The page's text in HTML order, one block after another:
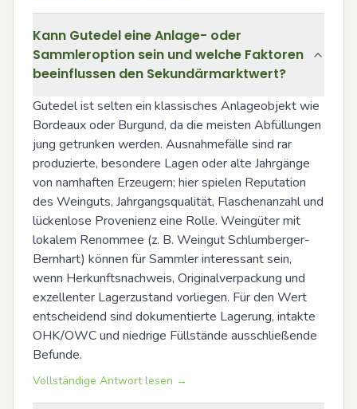
Kann Gutedel eine Anlage- oder
Sammleroption sein und welche Faktoren
beeinflussen den Sekundärmarktwert?
Gutedel ist selten ein klassisches Anlageobjekt wie
Bordeaux oder Burgund, da die meisten Abfüllungen
jung getrunken werden. Ausnahmefälle sind rar
produzierte, besondere Lagen oder alte Jahrgänge
von namhaften Erzeugern; hier spielen Reputation
des Weinguts, Jahrgangsqualität, Flaschenanzahl und
lückenlose Provenienz eine Rolle. Weingüter mit
lokalem Renommee (z. B. Weingut Schlumberger-
Bernhart) können für Sammler interessant sein,
wenn Herkunftsnachweis, Originalverpackung und
exzellenter Lagerzustand vorliegen. Für den Wert
entscheidend sind dokumentierte Lagerung, intakte
OHK/OWC und niedrige Füllstände ausschließende
Befunde.
Vollständige Antwort lesen →